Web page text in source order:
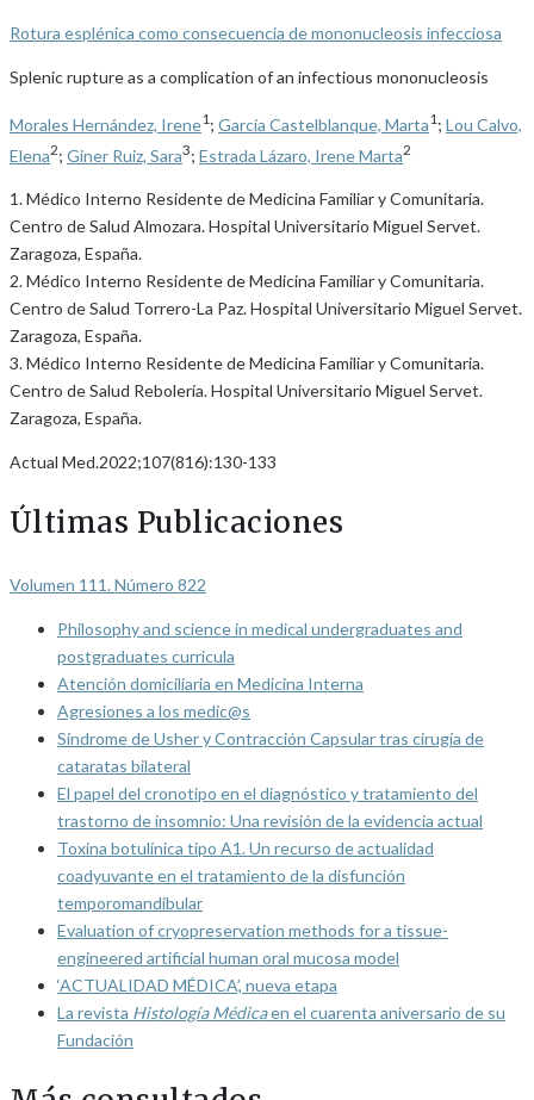
Rotura esplénica como consecuencia de mononucleosis infecciosa
Splenic rupture as a complication of an infectious mononucleosis
Morales Hernández, Irene1 ; García Castelblanque, Marta1 ; Lou Calvo,
Elena2; Giner Ruiz, Sara3; Estrada Lázaro, Irene Marta2
1. Médico Interno Residente de Medicina Familiar y Comunitaria.
Centro de Salud Almozara. Hospital Universitario Miguel Servet.
Zaragoza, España.
2. Médico Interno Residente de Medicina Familiar y Comunitaria.
Centro de Salud Torrero-La Paz. Hospital Universitario Miguel Servet.
Zaragoza, España.
3. Médico Interno Residente de Medicina Familiar y Comunitaria.
Centro de Salud Rebolería. Hospital Universitario Miguel Servet.
Zaragoza, España.
Actual Med.2022;107(816):130-133
Últimas Publicaciones
Volumen 111. Número 822
Philosophy and science in medical undergraduates and
postgraduates curricula
Atención domiciliaria en Medicina Interna
Agresiones a los medic@s
Síndrome de Usher y Contracción Capsular tras cirugía de
cataratas bilateral
El papel del cronotipo en el diagnóstico y tratamiento del
trastorno de insomnio: Una revisión de la evidencia actual
Toxina botulínica tipo A1. Un recurso de actualidad
coadyuvante en el tratamiento de la disfunción
temporomandibular
Evaluation of cryopreservation methods for a tissue-
engineered artificial human oral mucosa model
‘ACTUALIDAD MÉDICA’, nueva etapa
La revista Histología Médicaen el cuarenta aniversario de su
Fundación